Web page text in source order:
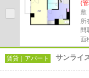
(
敷
所
間
面
賃貸｜アパート サンライ